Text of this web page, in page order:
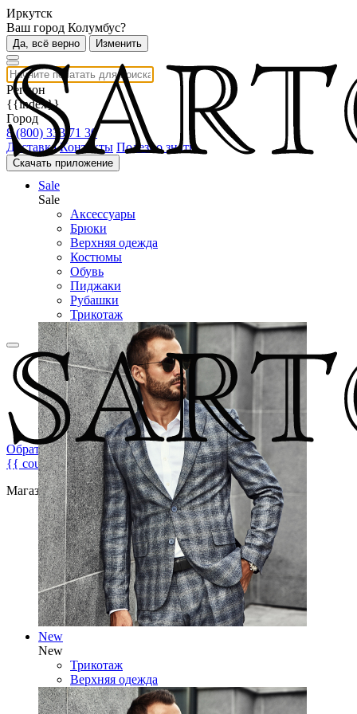
Иркутск
Ваш город Колумбус?
Да, всё верно Изменить
Регион
{{index}}
Город
8 (800) 333 71 30
Доставка Контакты Полезно знать
Скачать приложение
Обратная связь
{{ count }}
Магазин брендовой мужской одежды
Sale
Sale
Аксессуары
Брюки
Верхняя одежда
Костюмы
Обувь
Пиджаки
Рубашки
Трикотаж
New
New
Трикотаж
Верхняя одежда